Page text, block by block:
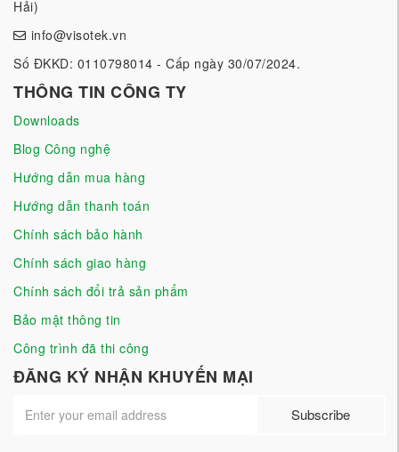
Hải)
info@visotek.vn
Số ĐKKD: 0110798014 - Cấp ngày 30/07/2024.
THÔNG TIN CÔNG TY
Downloads
Blog Công nghệ
Hướng dẫn mua hàng
Hướng dẫn thanh toán
Chính sách bảo hành
Chính sách giao hàng
Chính sách đổi trả sản phẩm
Bảo mật thông tin
Công trình đã thi công
ĐĂNG KÝ NHẬN KHUYẾN MẠI